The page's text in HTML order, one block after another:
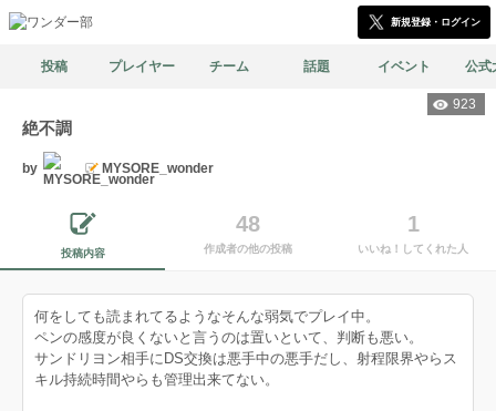
新規登録・ログイン
投稿 プレイヤー チーム 話題 イベント 公式
923
絶不調
by MYSORE_wonder
投稿内容
48
作成者の他の投稿
1
いいね！してくれた人
何をしても読まれてるようなそんな弱気でプレイ中。
ペンの感度が良くないと言うのは置いといて、判断も悪い。
サンドリヨン相手にDS交換は悪手中の悪手だし、射程限界やらス
キル持続時間やらも管理出来てない。